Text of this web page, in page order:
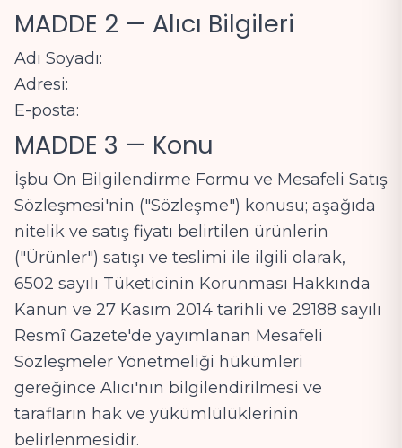
MADDE 2 — Alıcı Bilgileri
Adı Soyadı:
Adresi:
E-posta:
MADDE 3 — Konu
İşbu Ön Bilgilendirme Formu ve Mesafeli Satış
Sözleşmesi'nin ("Sözleşme") konusu; aşağıda
nitelik ve satış fiyatı belirtilen ürünlerin
("Ürünler") satışı ve teslimi ile ilgili olarak,
6502 sayılı Tüketicinin Korunması Hakkında
Kanun ve 27 Kasım 2014 tarihli ve 29188 sayılı
Resmî Gazete'de yayımlanan Mesafeli
Sözleşmeler Yönetmeliği hükümleri
gereğince Alıcı'nın bilgilendirilmesi ve
tarafların hak ve yükümlülüklerinin
belirlenmesidir.